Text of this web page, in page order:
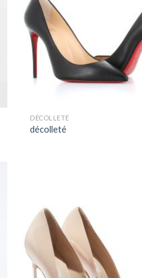
DÉCOLLETÉ
décolleté